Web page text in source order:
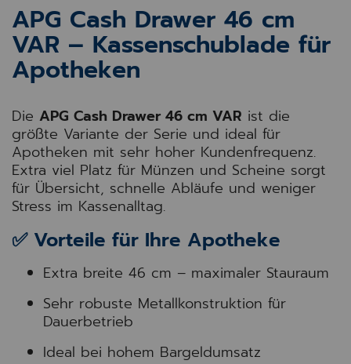
APG Cash Drawer 46 cm
VAR – Kassenschublade für
Apotheken
DieAPG Cash Drawer 46 cm VAR ist die
größte Variante der Serie und ideal für
Apotheken mit sehr hoher Kundenfrequenz.
Extra viel Platz für Münzen und Scheine sorgt
für Übersicht, schnelle Abläufe und weniger
Stress im Kassenalltag.
✅ Vorteile für Ihre Apotheke
Extra breite 46 cm – maximaler Stauraum
Sehr robuste Metallkonstruktion für
Dauerbetrieb
Ideal bei hohem Bargeldumsatz